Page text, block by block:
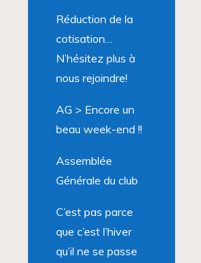
Réduction de la
cotisation…
N’hésitez plus à
nous rejoindre!
AG > Encore un
beau week-end !!
Assemblée
Générale du club
C’est pas parce
que c’est l’hiver
qu’il ne se passe